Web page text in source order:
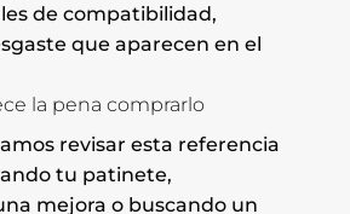
de compatibilidad,
que aparecen en el
la pena comprarlo
revisar esta referencia
tu patinete,
mejora o buscando un